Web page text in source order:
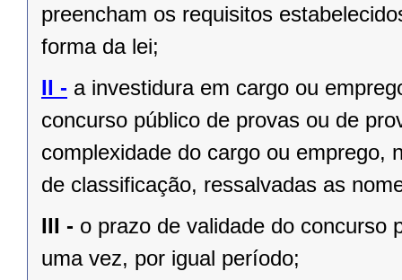
preencham os requisitos
forma da lei;
II - a investidura em cargo ou
concurso público de provas ou de
complexidade do cargo ou emprego,
de classificação, ressalvadas as
III - o prazo de validade do concurso
uma vez, por igual período;